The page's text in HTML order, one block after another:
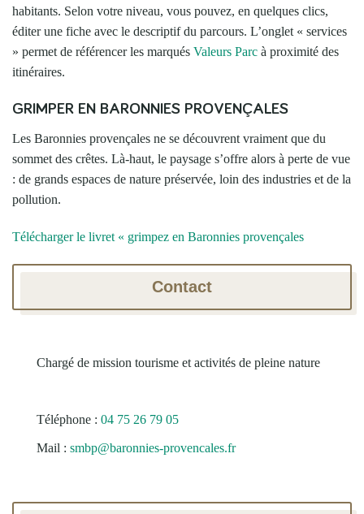
habitants. Selon votre niveau, vous pouvez, en quelques clics,
éditer une fiche avec le descriptif du parcours. L’onglet « services
» permet de référencer les marqués Valeurs Parc à proximité des
itinéraires.
GRIMPER EN BARONNIES PROVENÇALES
Les Baronnies provençales ne se découvrent vraiment que du
sommet des crêtes. Là-haut, le paysage s’offre alors à perte de vue
: de grands espaces de nature préservée, loin des industries et de la
pollution.
Télécharger le livret « grimpez en Baronnies provençales
Contact
Chargé de mission tourisme et activités de pleine nature
Téléphone : 04 75 26 79 05
Mail : smbp@baronnies-provencales.fr